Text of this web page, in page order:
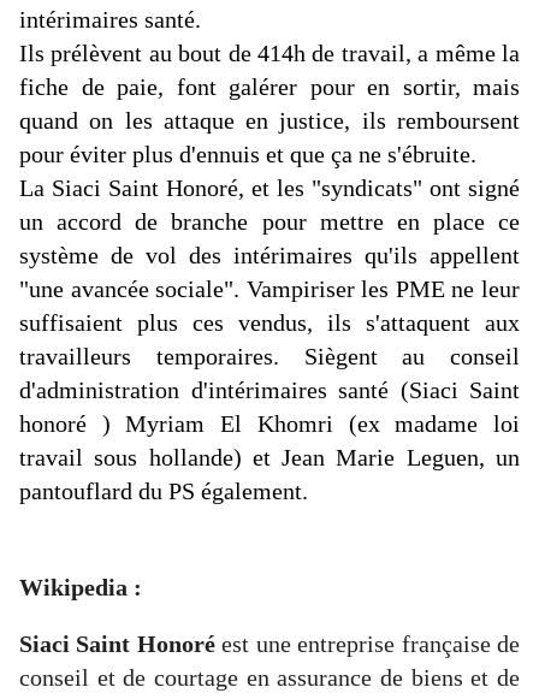
intérimaires santé.
Ils prélèvent au bout de 414h de travail, a même la
fiche de paie, font galérer pour en sortir, mais
quand on les attaque en justice, ils remboursent
pour éviter plus d'ennuis et que ça ne s'ébruite.
La Siaci Saint Honoré, et les "syndicats" ont signé
un accord de branche pour mettre en place ce
système de vol des intérimaires qu'ils appellent
"une avancée sociale". Vampiriser les PME ne leur
suffisaient plus ces vendus, ils s'attaquent aux
travailleurs temporaires. Siègent au conseil
d'administration d'intérimaires santé (Siaci Saint
honoré ) Myriam El Khomri (ex madame loi
travail sous hollande) et Jean Marie Leguen, un
pantouflard du PS également.
Wikipedia :
Siaci Saint Honoréest une entreprise française de
conseil et de courtage en assurance de biens et de